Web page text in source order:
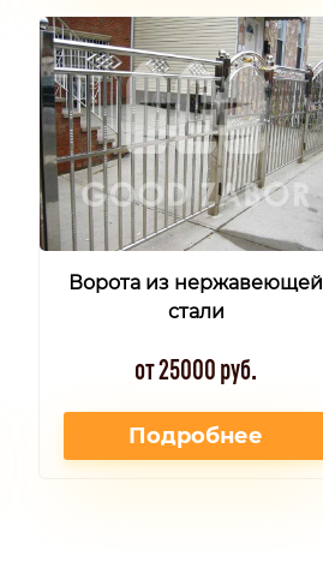
Ворота из нержавеющей
стали
от 25000 руб.
Подробнее